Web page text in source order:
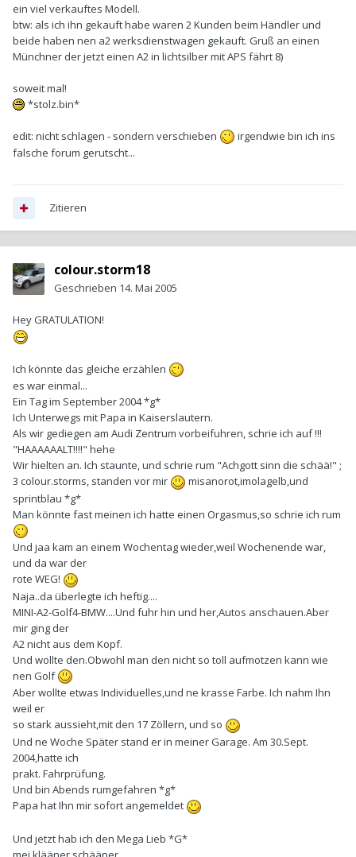
ein viel verkauftes Modell.
btw: als ich ihn gekauft habe waren 2 Kunden beim Händler und
beide haben nen a2 werksdienstwagen gekauft. Gruß an einen
Münchner der jetzt einen A2 in lichtsilber mit APS fährt 8)
soweit mal!
*stolz.bin*
edit: nicht schlagen - sondern verschieben
irgendwie bin ich ins
falsche forum gerutscht...
Zitieren
colour.storm18
Geschrieben 14. Mai 2005
Hey GRATULATION!
Ich könnte das gleiche erzählen
es war einmal...
Ein Tag im September 2004 *g*
Ich Unterwegs mit Papa in Kaiserslautern.
Als wir gediegen am Audi Zentrum vorbeifuhren, schrie ich auf !!!
"HAAAAAALT!!!!" hehe
Wir hielten an. Ich staunte, und schrie rum "Achgott sinn die schää!" ;
3 colour.storms, standen vor mir
misanorot,imolagelb,und
sprintblau *g*
Man könnte fast meinen ich hatte einen Orgasmus,so schrie ich rum
Und jaa kam an einem Wochentag wieder,weil Wochenende war,
und da war der
rote WEG!
Naja..da überlegte ich heftig....
MINI-A2-Golf4-BMW....Und fuhr hin und her,Autos anschauen.Aber
mir ging der
A2 nicht aus dem Kopf.
Und wollte den.Obwohl man den nicht so toll aufmotzen kann wie
nen Golf
Aber wollte etwas Individuelles,und ne krasse Farbe. Ich nahm Ihn
weil er
so stark aussieht,mit den 17 Zöllern, und so
Und ne Woche Später stand er in meiner Garage. Am 30.Sept.
2004,hatte ich
prakt. Fahrprüfung.
Und bin Abends rumgefahren *g*
Papa hat Ihn mir sofort angemeldet
Und jetzt hab ich den Mega Lieb *G*